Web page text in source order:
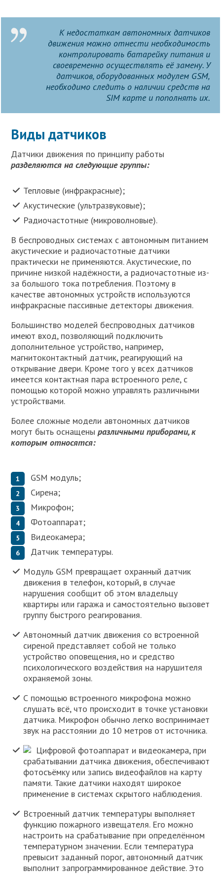
К недостаткам автономных датчиков
движения можно отнести необходимость
контролировать батарейку питания и
своевременно осуществлять её замену. У
датчиков, оборудованных модулем GSM,
необходимо следить о наличии средств на
SIM карте и пополнять их.
Виды датчиков
Датчики движения по принципу работы
разделяются на следующие группы:
Тепловые (инфракрасные);
Акустические (ультразвуковые);
Радиочастотные (микроволновые).
В беспроводных системах с автономным питанием
акустические и радиочастотные датчики
практически не применяются. Акустические, по
причине низкой надёжности, а радиочастотные из-
за большого тока потребления. Поэтому в
качестве автономных устройств используются
инфракрасные пассивные детекторы движения.
Большинство моделей беспроводных датчиков
имеют вход, позволяющий подключить
дополнительное устройство, например,
магнитоконтактный датчик, реагирующий на
открывание двери. Кроме того у всех датчиков
имеется контактная пара встроенного реле, с
помощью которой можно управлять различными
устройствами.
Более сложные модели автономных датчиков
могут быть оснащеныразличными приборами, к
которым относятся:
GSM модуль;
Сирена;
Микрофон;
Фотоаппарат;
Видеокамера;
Датчик температуры.
Модуль GSM превращает охранный датчик
движения в телефон, который, в случае
нарушения сообщит об этом владельцу
квартиры или гаража и самостоятельно вызовет
группу быстрого реагирования.
Автономный датчик движения со встроенной
сиреной представляет собой не только
устройство оповещения, но и средство
психологического воздействия на нарушителя
охраняемой зоны.
С помощью встроенного микрофона можно
слушать всё, что происходит в точке установки
датчика. Микрофон обычно легко воспринимает
звук на расстоянии до 10 метров от источника.
Цифровой фотоаппарат и видеокамера, при
срабатывании датчика движения, обеспечивают
фотосъёмку или запись видеофайлов на карту
памяти. Такие датчики находят широкое
применение в системах скрытого наблюдения.
Встроенный датчик температуры выполняет
функцию пожарного извещателя. Его можно
настроить на срабатывание при определённом
температурном значении. Если температура
превысит заданный порог, автономный датчик
выполнит запрограммированное действие. Это